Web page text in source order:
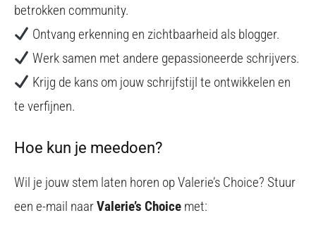
betrokken community.
Ontvang erkenning en zichtbaarheid als blogger.
Werk samen met andere gepassioneerde schrijvers.
Krijg de kans om jouw schrijfstijl te ontwikkelen en
te verfijnen.
Hoe kun je meedoen?
Wil je jouw stem laten horen op Valerie’s Choice? Stuur
een e-mail naarValerie’s Choice met: